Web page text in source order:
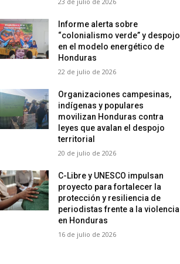
Informe alerta sobre
“colonialismo verde” y despojo
en el modelo energético de
Honduras
22 de julio de 2026
Organizaciones campesinas,
indígenas y populares
movilizan Honduras contra
leyes que avalan el despojo
territorial
20 de julio de 2026
C-Libre y UNESCO impulsan
proyecto para fortalecer la
protección y resiliencia de
periodistas frente a la violencia
en Honduras
16 de julio de 2026